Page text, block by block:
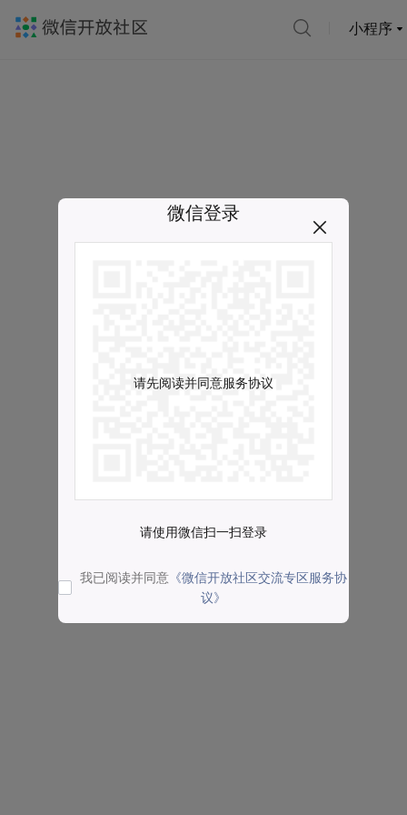
小程序
微信登录
请先阅读并同意服务协议
请使用微信扫一扫登录
我已阅读并同意 《微信开放社区交流专区服务协
议》